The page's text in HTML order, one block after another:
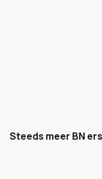
Steeds meer BN